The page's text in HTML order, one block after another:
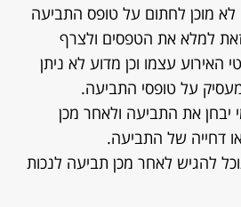
לא מוכן לחתום על טופס התביעה
למלא את הטפסים ולצרף
האירוע עצמו וכן מדוע לא ניתן
על טופסי התביעה.
יבחן את התביעה ולאחר מכן
דחייה של התביעה.
להגיש לאחר מכן תביעה לנכות